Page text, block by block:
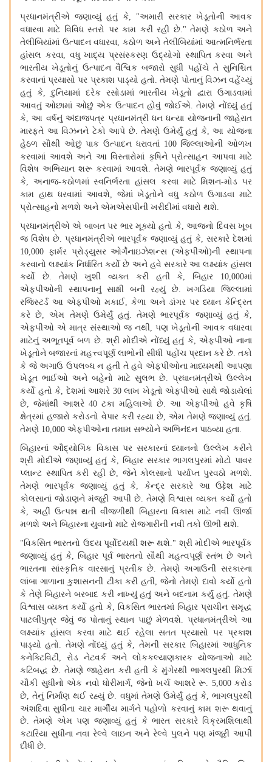
પ્રધાનમંત્રીએ જણાવ્યું હતું કે, "અમારી સરકાર ખેડૂતોની આવક
વધારવા માટે વિવિધ સ્તરો પર કામ કરી રહી છે."તેમણે કઠોળ અને
તેલીબિયાંમાં ઉત્પાદન વધારવા, કઠોળ અને તેલીબિયાંમાં આત્મનિર્ભરતા
હાંસલ કરવા, વધુ ખાદ્ય પ્રસંસ્કરણ ઉદ્યોગો સ્થાપિત કરવા અને
ભારતીય ખેડૂતોનું ઉત્પાદન વૈશ્વિક બજારો સુધી પહોંચે તે સુનિશ્ચિત
કરવાનાં પ્રયાસો પર પ્રકાશ પાડ્યો હતો.તેમણે પોતાનું વિઝન વહેંચ્યું
હતું કે, દુનિયામાં દરેક રસોડામાં ભારતીય ખેડૂતો દ્વારા ઉગાડવામાં
આવતું ઓછામાં ઓછું એક ઉત્પાદન હોવું જોઈએ.તેમણે નોંધ્યું હતું
કે,આ વર્ષનું અંદાજપત્ર પ્રધાનમંત્રી ધન ધન્યા યોજનાની જાહેરાત
મારફતે આ વિઝનને ટેકો આપે છે.તેમણે ઉમેર્યું હતું કે,આ યોજના
હેઠળ સૌથી ઓછું પાક ઉત્પાદન ધરાવતાં 100 જિલ્લાઓની ઓળખ
કરવામાં આવશે અને આ વિસ્તારોમાં કૃષિને પ્રોત્સાહન આપવા માટે
વિશેષ અભિયાન શરૂ કરવામાં આવશે. તેમણે ભારપૂર્વક જણાવ્યું હતું
કે, અનાજ-કઠોળમાં સ્વનિર્ભરતા હાંસલ કરવા માટે મિશન-મોડ પર
કામ હાથ ધરવામાં આવશે, જેમાં ખેડૂતોને વધુ કઠોળ ઉગાડવા માટે
પ્રોત્સાહનો મળશે અને એમએસપીની ખરીદીમાં વધારો થશે.
પ્રધાનમંત્રીએ એ બાબત પર ભાર મૂક્યો હતો કે,આજનો દિવસ ખૂબ
જ વિશેષ છે. પ્રધાનમંત્રીએ ભારપૂર્વક જણાવ્યું હતું કે, સરકારે દેશમાં
10,000 ફાર્મર પ્રોડ્યુસર ઓર્ગેનાઇઝેશન્સ(એફપીઓ)ની સ્થાપના
કરવાનો લક્ષ્યાંક નિર્ધારિત કર્યો છે અને હવે સરકારે આ લક્ષ્યાંક હાંસલ
કર્યો છે. તેમણે ખુશી વ્યક્ત કરી હતી કે, બિહાર 10,000માં
એફપીઓની સ્થાપનાનું સાક્ષી બની રહ્યું છે.ખગડિયા જિલ્લામાં
રજિસ્ટર્ડ આ એફપીઓ મકાઈ,કેળા અને ડાંગર પર ધ્યાન કેન્દ્રિત
કરે છે,એમ તેમણે ઉમેર્યું હતું.તેમણે ભારપૂર્વક જણાવ્યું હતું કે,
એફપીઓ એ માત્ર સંસ્થાઓ જ નથી, પણ ખેડૂતોની આવક વધારવા
માટેનું અભૂતપૂર્વ બળ છે. શ્રી મોદીએ નોંધ્યું હતું કે, એફપીઓ નાના
ખેડૂતોને બજારનાં મહત્ત્વપૂર્ણ લાભોની સીધી પહોંચ પ્રદાન કરે છે.તકો
કે જે અગાઉ ઉપલબ્ધ ન હતી તે હવે એફપીઓના માધ્યમથી આપણા
ખેડૂત ભાઈઓ અને બહેનો માટે સુલભ છે. પ્રધાનમંત્રીએ ઉલ્લેખ
કર્યો હતો કે, દેશમાં આશરે 30 લાખ ખેડૂતો એફપીઓ સાથે જોડાયેલાં
છે,જેમાંથી આશરે40ટકા મહિલાઓ છે. આ એફપીઓ હવે કૃષિ
ક્ષેત્રમાં હજારો કરોડનો વેપાર કરી રહ્યા છે, એમ તેમણે જણાવ્યું હતું.
તેમણે 10,000 એફપીઓના તમામ સભ્યોને અભિનંદન પાઠવ્યા હતા.
બિહારનાં ઔદ્યોગિક વિકાસ પર સરકારનાં ધ્યાનનો ઉલ્લેખ કરીને
શ્રી મોદીએ જણાવ્યું હતું કે, બિહાર સરકાર ભાગલપુરમાં મોટો પાવર
પ્લાન્ટ સ્થાપિત કરી રહી છે, જેને કોલસાનો પર્યાપ્ત પુરવઠો મળશે.
તેમણે ભારપૂર્વક જણાવ્યું હતું કે, કેન્દ્ર સરકારે આ ઉદ્દેશ માટે
કોલસાનાં જોડાણને મંજૂરી આપી છે.તેમણે વિશ્વાસ વ્યક્ત કર્યો હતો
કે,અહીં ઉત્પન્ન થતી વીજળીથી બિહારના વિકાસ માટે નવી ઊર્જા
મળશે અને બિહારના યુવાનો માટે રોજગારીની નવી તકો ઊભી થશે.
"વિકસિત ભારતનો ઉદય પૂર્વોદયથી શરૂ થશે." શ્રી મોદીએ ભારપૂર્વક
જણાવ્યું હતું કે, બિહાર પૂર્વ ભારતનો સૌથી મહત્વપૂર્ણ સ્તંભ છે અને
ભારતના સાંસ્કૃતિક વારસાનું પ્રતીક છે. તેમણે અગાઉની સરકારના
લાંબા ગાળાના કુશાસનની ટીકા કરી હતી,જેનો તેમણે દાવો કર્યો હતો
કે તેણે બિહારને બરબાદ કરી નાખ્યું હતું અને બદનામ કર્યું હતું.તેમણે
વિશ્વાસ વ્યક્ત કર્યો હતો કે, વિકસિત ભારતમાં બિહાર પ્રાચીન સમૃદ્ધ
પાટલીપુત્ર જેવું જ પોતાનું સ્થાન પાછું મેળવશે. પ્રધાનમંત્રીએ આ
લક્ષ્યાંક હાંસલ કરવા માટે થઈ રહેલા સતત પ્રયાસો પર પ્રકાશ
પાડ્યો હતો. તેમણે નોંધ્યું હતું કે, તેમની સરકાર બિહારમાં આધુનિક
કનેક્ટિવિટી, રોડ નેટવર્ક અને લોકકલ્યાણકારક યોજનાઓ માટે
કટિબદ્ધ છે. તેમણે જાહેરાત કરી હતી કે મુંગેરથી ભાગલપુરથી મિર્ઝા
ચૌકી સુધીનો એક નવો ધોરીમાર્ગ, જેનો ખર્ચ આશરે રૂ. 5,000 કરોડ
છે,તેનું નિર્માણ થઈ રહ્યું છે. વધુમાં તેમણે ઉમેર્યું હતું કે,ભાગલપુરથી
અંશદિવા સુધીના ચાર માર્ગીય માર્ગને પહોળો કરવાનું કામ શરૂ થવાનું
છે.તેમણે એમ પણ જણાવ્યું હતું કે ભારત સરકારે વિક્રમશિલાથી
કટારિયા સુધીના નવા રેલ્વે લાઇન અને રેલ્વે પુલને પણ મંજૂરી આપી
દીધી છે.